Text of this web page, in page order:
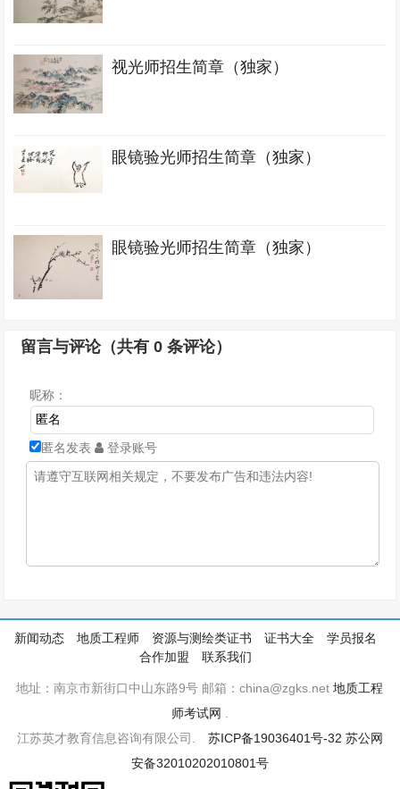
视光师招生简章（独家）
眼镜验光师招生简章（独家）
眼镜验光师招生简章（独家）
留言与评论（共有0 条评论）
昵称：
匿名发表 登录账号
新闻动态 地质工程师 资源与测绘类证书 证书大全
学员报名
合作加盟
联系我们
地址：南京市新街口中山东路9号 邮箱：china@zgks.net地质工程
师考试网
江苏英才教育信息咨询有限公司. 苏ICP备19036401号-32 苏公网
安备32010202010801号